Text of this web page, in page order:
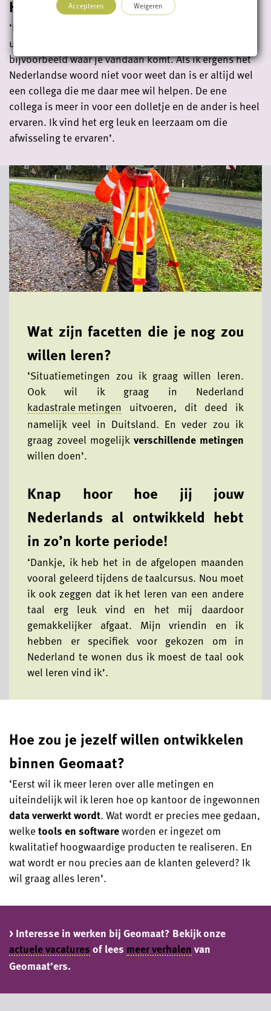
Hoe vind je de sfeer bij Geomaat?
‘De sfeer is
uitleggen en ook klets je gemakkelijk met ze weg over
bijvoorbeeld waar je vandaan komt. Als ik ergens het
Nederlandse woord niet voor weet dan is er altijd wel
een collega die me daar mee wil helpen. De ene
collega is meer in voor een dolletje en de ander is heel
ervaren. Ik vind het erg leuk en leerzaam om die
afwisseling te ervaren’.
Wat zijn facetten die je nog zou
willen leren?
‘Situatiemetingen zou ik graag willen leren.
Ook wil ik graag in Nederland
kadastrale metingen uitvoeren, dit deed ik
namelijk veel in Duitsland. En veder zou ik
graag zoveel mogelijk verschillende metingen
willen doen’.
Knap hoor hoe jij jouw
Nederlands al ontwikkeld hebt
in zo’n korte periode!
‘Dankje, ik heb het in de afgelopen maanden
vooral geleerd tijdens de taalcursus. Nou moet
ik ook zeggen dat ik het leren van een andere
taal erg leuk vind en het mij daardoor
gemakkelijker afgaat. Mijn vriendin en ik
hebben er specifiek voor gekozen om in
Nederland te wonen dus ik moest de taal ook
wel leren vind ik’.
Hoe zou je jezelf willen ontwikkelen
binnen Geomaat?
‘Eerst wil ik meer leren over alle metingen en
uiteindelijk wil ik leren hoe op kantoor de ingewonnen
data verwerkt wordt. Wat wordt er precies mee gedaan,
welketools en softwareworden er ingezet om
kwalitatief hoogwaardige producten te realiseren. En
wat wordt er nou precies aan de klanten geleverd? Ik
wil graag alles leren’.
> Interesse in werken bij Geomaat? Bekijk onze
actuele vacaturesof lees meer verhalenvan
Geomaat’ers.
Accepteren Weigeren